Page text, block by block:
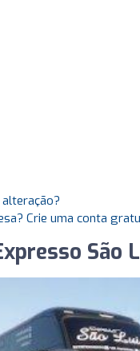
Crie uma conta
São